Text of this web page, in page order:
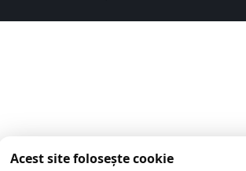
Acest site folosește cookie